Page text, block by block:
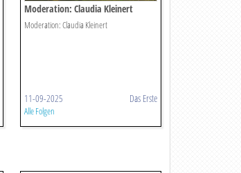
Moderation: Claudia Kleinert
Moderation: Claudia Kleinert
11-09-2025 Das Erste
Alle Folgen